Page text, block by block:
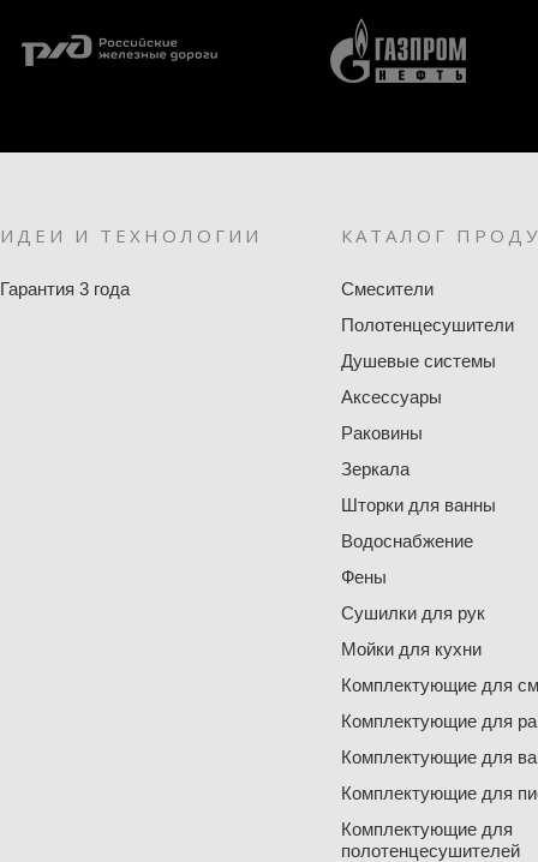
ИДЕИ И ТЕХНОЛОГИИ
Гарантия 3 года
КАТАЛОГ
Смесители
Полотенцесушители
Душевые системы
Аксессуары
Раковины
Зеркала
Шторки для ванны
Водоснабжение
Фены
Сушилки для рук
Мойки для кухни
Комплектующие для
Комплектующие для
Комплектующие для
Комплектующие для
Комплектующие для
полотенцесушителей